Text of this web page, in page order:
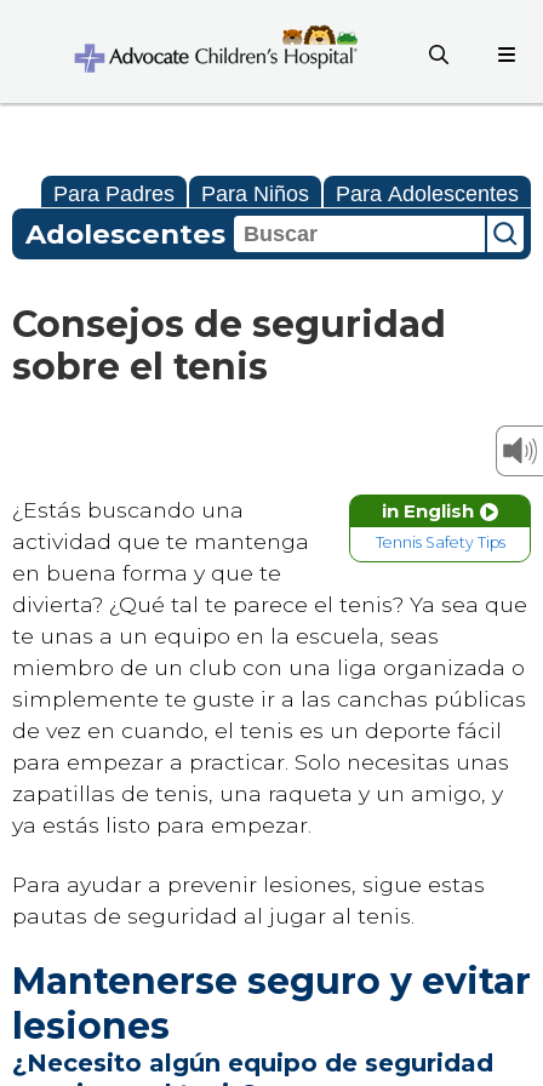
Para Padres Para Niños Para Adolescentes
Adolescentes
Consejos de seguridad
sobre el tenis
in English
Tennis Safety Tips
¿Estás buscando una
actividad que te mantenga
en buena forma y que te
divierta? ¿Qué tal te parece el tenis? Ya sea que
te unas a un equipo en la escuela, seas
miembro de un club con una liga organizada o
simplemente te guste ir a las canchas públicas
de vez en cuando, el tenis es un deporte fácil
para empezar a practicar. Solo necesitas unas
zapatillas de tenis, una raqueta y un amigo, y
ya estás listo para empezar.
Para ayudar a prevenir lesiones, sigue estas
pautas de seguridad al jugar al tenis.
Mantenerse seguro y evitar
lesiones
¿Necesito algún equipo de seguridad